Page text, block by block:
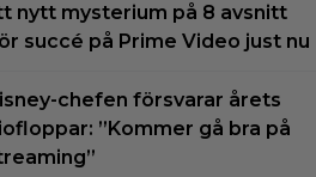
nytt mysterium på 8 avsnitt
succé på Prime Video just nu
chefen försvarar årets
”Kommer gå bra på